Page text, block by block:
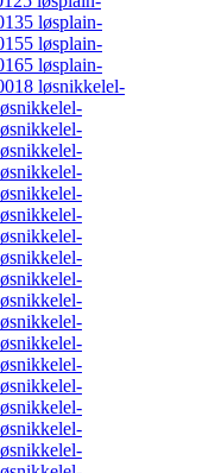
løsplain-
løsplain-
løsplain-
løsnikkelel-